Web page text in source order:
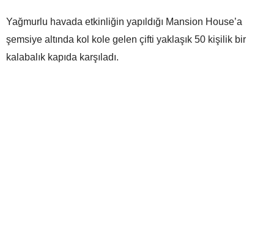
Yağmurlu havada etkinliğin yapıldığı Mansion House’a
şemsiye altında kol kole gelen çifti yaklaşık 50 kişilik bir
kalabalık kapıda karşıladı.